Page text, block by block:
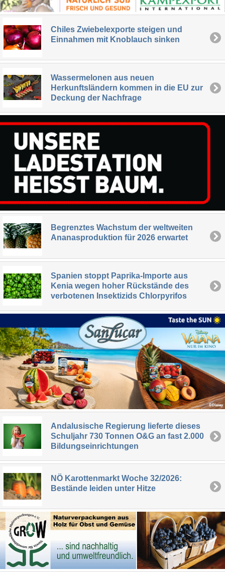
Chiles Zwiebelexporte steigen und
Einnahmen mit Knoblauch sinken
Wassermelonen aus neuen
Herkunftsländern kommen in die EU zur
Deckung der Nachfrage
Begrenztes Wachstum der weltweiten
Ananasproduktion für 2026 erwartet
Spanien stoppt Paprika-Importe aus
Kenia wegen hoher Rückstände des
verbotenen Insektizids Chlorpyrifos
Andalusische Regierung lieferte dieses
Schuljahr 730 Tonnen O&G an fast 2.000
Bildungseinrichtungen
NÖ Karottenmarkt Woche 32/2026:
Bestände leiden unter Hitze